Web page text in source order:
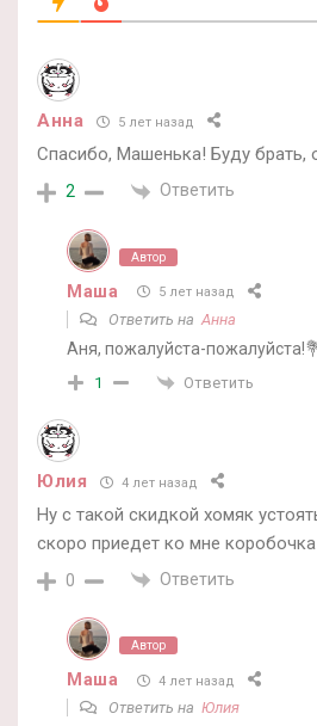
Анна 5 лет назад
Спасибо, Машенька! Буду брать,
2 Ответить
Автор
Маша 5 лет назад
Ответить на Анна
Аня, пожалуйста-
1 Ответить
Юлия 4 лет назад
Ну с такой скидкой хомяк
скоро приедет ко мне
0 Ответить
Автор
Маша 4 лет назад
Ответить на Юлия